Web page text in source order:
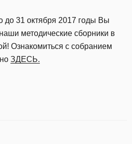
до 31 октября 2017 годы Вы
методические сборники в
Ознакомиться с собранием
ЗДЕСЬ.